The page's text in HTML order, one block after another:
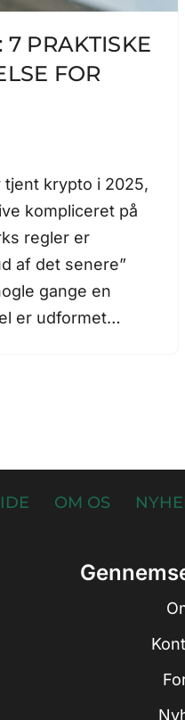
PRAKTISKE
FOR
krypto i 2025,
kompliceret på
regler er
af det senere”
gange en
er udformet…
OM OS